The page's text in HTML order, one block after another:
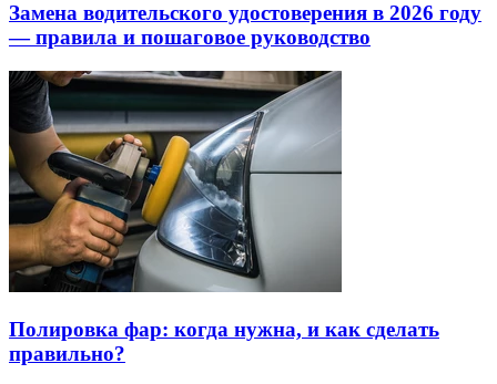
Замена водительского удостоверения в 2026 году
— правила и пошаговое руководство
Полировка фар: когда нужна, и как сделать
правильно?